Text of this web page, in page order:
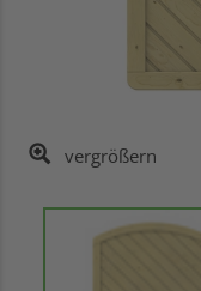
vergrößern